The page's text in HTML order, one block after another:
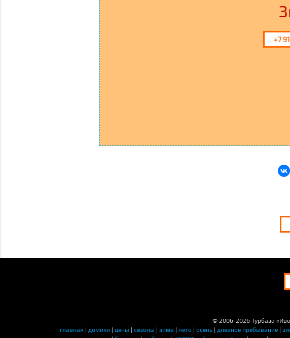
+7
© 2006-2026Турбаза
главная | домики | цены |сезоны |зима | лето |осень | дневное пребывание |